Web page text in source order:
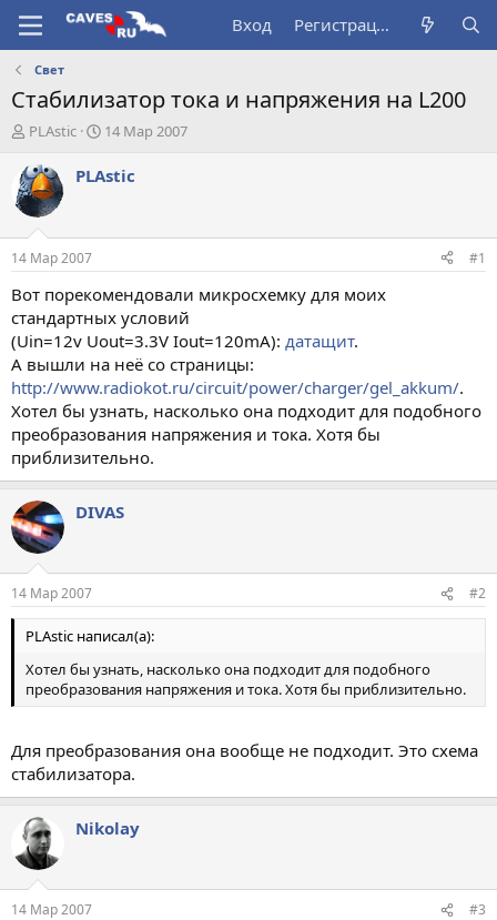
Вход Регистрация
Свет
Стабилизатор тока и напряжения на L200
А
т
о
р
т
е
м
ы
PLAstic
Д
т
а
л
14 Мар 2007
PLAstic
14 Мар 2007 #1
Вот порекомендовали микросхемку для моих
стандартных условий
(Uin=12v Uout=3.3V Iout=120mA): датащит.
А вышли на неё со страницы:
http://www.radiokot.ru/circuit/power/charger/gel_akkum/.
Хотел бы узнать, насколько она подходит для подобного
преобразования напряжения и тока. Хотя бы
приблизительно.
DIVAS
14 Мар 2007 #2
PLAstic написал(а):
Хотел бы узнать, насколько она подходит для подобного
преобразования напряжения и тока. Хотя бы приблизительно.
Для преобразования она вообще не подходит. Это схема
стабилизатора.
Nikolay
14 Мар 2007 #3